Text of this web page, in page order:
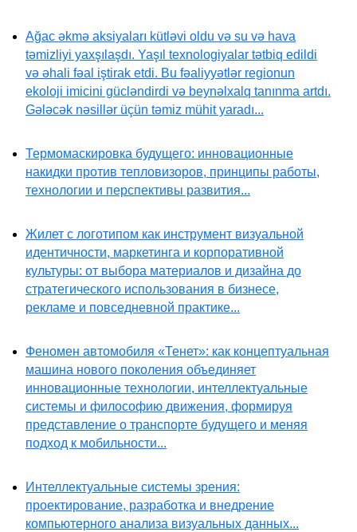
Ağac əkmə aksiyaları kütləvi oldu və su və hava
təmizliyi yaxşılaşdı. Yaşıl texnologiyalar tətbiq edildi
və əhali fəal iştirak etdi. Bu fəaliyyətlər regionun
ekoloji imicini gücləndirdi və beynəlxalq tanınma artdı.
Gələcək nəsillər üçün təmiz mühit yaradı...
Термомаскировка будущего: инновационные
накидки против тепловизоров, принципы работы,
технологии и перспективы развития...
Жилет с логотипом как инструмент визуальной
идентичности, маркетинга и корпоративной
культуры: от выбора материалов и дизайна до
стратегического использования в бизнесе,
рекламе и повседневной практике...
Феномен автомобиля «Тенет»: как концептуальная
машина нового поколения объединяет
инновационные технологии, интеллектуальные
системы и философию движения, формируя
представление о транспорте будущего и меняя
подход к мобильности...
Интеллектуальные системы зрения:
проектирование, разработка и внедрение
компьютерного анализа визуальных данных...